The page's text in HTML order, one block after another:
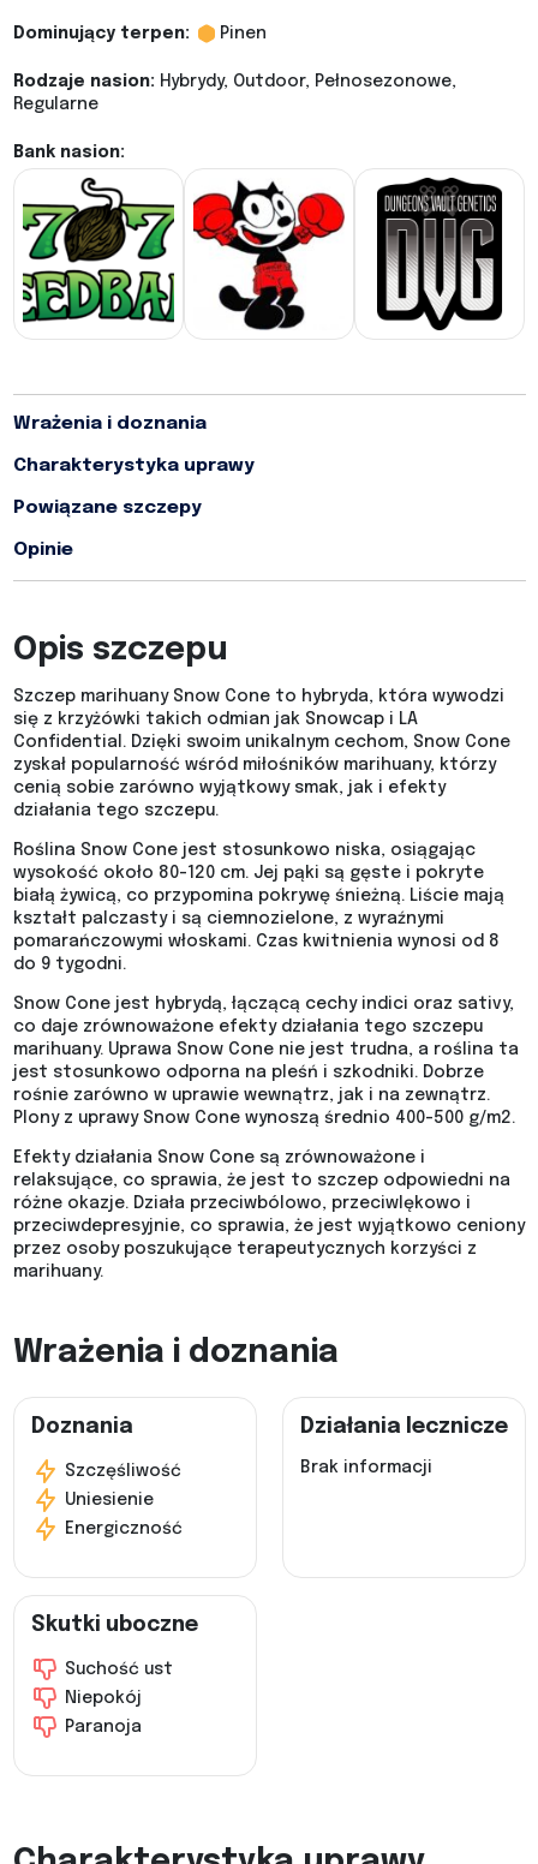
Dominujący terpen: Pinen
Rodzaje nasion: Hybrydy, Outdoor, Pełnosezonowe,
Regularne
Bank nasion:
Wrażenia i doznania
Charakterystyka uprawy
Powiązane szczepy
Opinie
Opis szczepu
Szczep marihuany Snow Cone to hybryda, która wywodzi
się z krzyżówki takich odmian jak Snowcap i LA
Confidential. Dzięki swoim unikalnym cechom, Snow Cone
zyskał popularność wśród miłośników marihuany, którzy
cenią sobie zarówno wyjątkowy smak, jak i efekty
działania tego szczepu.
Roślina Snow Cone jest stosunkowo niska, osiągając
wysokość około 80-120 cm. Jej pąki są gęste i pokryte
białą żywicą, co przypomina pokrywę śnieżną. Liście mają
kształt palczasty i są ciemnozielone, z wyraźnymi
pomarańczowymi włoskami. Czas kwitnienia wynosi od 8
do 9 tygodni.
Snow Cone jest hybrydą, łączącą cechy indici oraz sativy,
co daje zrównoważone efekty działania tego szczepu
marihuany. Uprawa Snow Cone nie jest trudna, a roślina ta
jest stosunkowo odporna na pleśń i szkodniki. Dobrze
rośnie zarówno w uprawie wewnątrz, jak i na zewnątrz.
Plony z uprawy Snow Cone wynoszą średnio 400-500 g/m2.
Efekty działania Snow Cone są zrównoważone i
relaksujące, co sprawia, że jest to szczep odpowiedni na
różne okazje. Działa przeciwbólowo, przeciwlękowo i
przeciwdepresyjnie, co sprawia, że jest wyjątkowo ceniony
przez osoby poszukujące terapeutycznych korzyści z
marihuany.
Wrażenia i doznania
Doznania
Szczęśliwość
Uniesienie
Energiczność
Działania lecznicze
Brak informacji
Skutki uboczne
Suchość ust
Niepokój
Paranoja